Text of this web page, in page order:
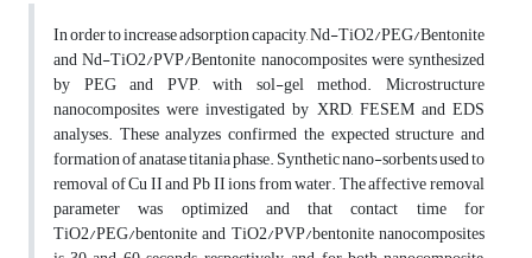
In order to increase adsorption capacity, Nd-TiO2/PEG/Bentonite
and Nd-TiO2/PVP/Bentonite nanocomposites were synthesized
by PEG and PVP, with sol-gel method. Microstructure
nanocomposites were investigated by XRD, FESEM and EDS
analyses. These analyzes confirmed the expected structure and
formation of anatase titania phase. Synthetic nano-sorbents used to
removal of Cu II and Pb II ions from water. The affective removal
parameter was optimized and that contact time for
TiO2/PEG/bentonite and TiO2/PVP/bentonite nanocomposites